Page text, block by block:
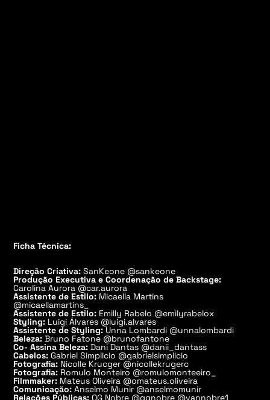
Ficha Técnica:
Direção Criativa:SanKeone @sankeone
Produção Executiva e Coordenação de Backstage:
Carolina Aurora @car.aurora
Assistente de Estilo: Micaella Martins
@micaellamartins_
Assistente de Estilo: Emilly Rabelo @emilyrabelox
Styling: Luigi Álvares @luigi.alvares
Assistente de Styling: Unna Lombardi @unnalombardi
Beleza:Bruno Fatone @brunofantone
Co- Assina Beleza:Dani Dantas @danii_dantass
Cabelos:Gabriel Simplicio @gabrielsimplicio
Fotografia: Nicolle Krucger @nicollekrugerc
Fotografia: Romulo Monteiro @romulomonteeiro_
Filmmaker: Mateus Oliveira @omateus.oliveira
Comunicação:Anselmo Munir @anselmomunir